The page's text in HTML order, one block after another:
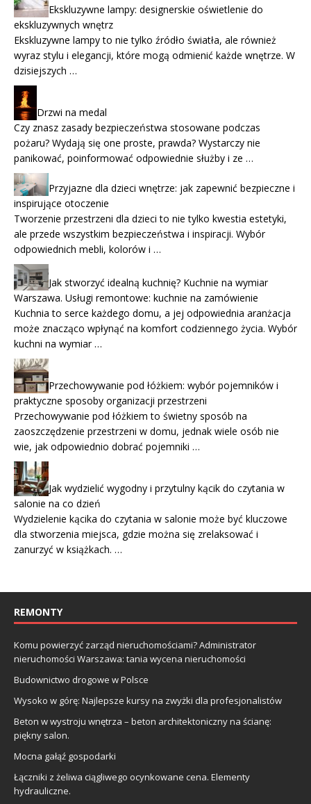
Ekskluzywne lampy: designerskie oświetlenie do
ekskluzywnych wnętrz
Ekskluzywne lampy to nie tylko źródło światła, ale również
wyraz stylu i elegancji, które mogą odmienić każde wnętrze. W
dzisiejszych …
Drzwi na medal
Czy znasz zasady bezpieczeństwa stosowane podczas
pożaru? Wydają się one proste, prawda? Wystarczy nie
panikować, poinformować odpowiednie służby i ze …
Przyjazne dla dzieci wnętrze: jak zapewnić bezpieczne i
inspirujące otoczenie
Tworzenie przestrzeni dla dzieci to nie tylko kwestia estetyki,
ale przede wszystkim bezpieczeństwa i inspiracji. Wybór
odpowiednich mebli, kolorów i …
Jak stworzyć idealną kuchnię? Kuchnie na wymiar
Warszawa. Usługi remontowe: kuchnie na zamówienie
Kuchnia to serce każdego domu, a jej odpowiednia aranżacja
może znacząco wpłynąć na komfort codziennego życia. Wybór
kuchni na wymiar …
Przechowywanie pod łóżkiem: wybór pojemników i
praktyczne sposoby organizacji przestrzeni
Przechowywanie pod łóżkiem to świetny sposób na
zaoszczędzenie przestrzeni w domu, jednak wiele osób nie
wie, jak odpowiednio dobrać pojemniki …
Jak wydzielić wygodny i przytulny kącik do czytania w
salonie na co dzień
Wydzielenie kącika do czytania w salonie może być kluczowe
dla stworzenia miejsca, gdzie można się zrelaksować i
zanurzyć w książkach. …
REMONTY
Komu powierzyć zarząd nieruchomościami? Administrator
nieruchomości Warszawa: tania wycena nieruchomości
Budownictwo drogowe w Polsce
Wysoko w górę: Najlepsze kursy na zwyżki dla profesjonalistów
Beton w wystroju wnętrza – beton architektoniczny na ścianę:
piękny salon.
Mocna gałąź gospodarki
Łączniki z żeliwa ciągliwego ocynkowane cena. Elementy
hydrauliczne.